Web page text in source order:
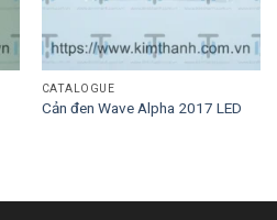
CATALOGUE
Cản đen Wave Alpha 2017 LED